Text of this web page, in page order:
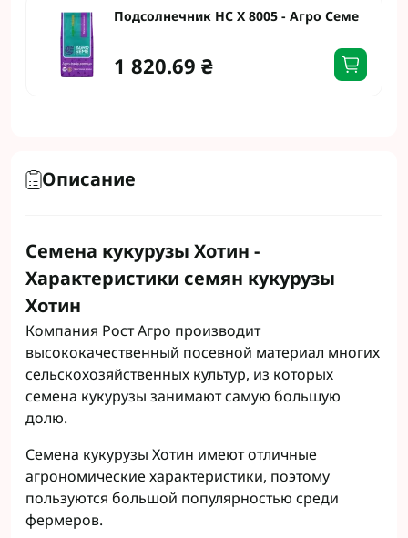
Подсолнечник НС Х 8005 - Агро Семе
1 820.69 ₴
Описание
Семена кукурузы Хотин -
Характеристики семян кукурузы
Хотин
Компания Рост Агро производит
высококачественный посевной материал многих
сельскохозяйственных культур, из которых
семена кукурузы занимают самую большую
долю.
Семена кукурузы Хотин имеют отличные
агрономические характеристики, поэтому
пользуются большой популярностью среди
фермеров.